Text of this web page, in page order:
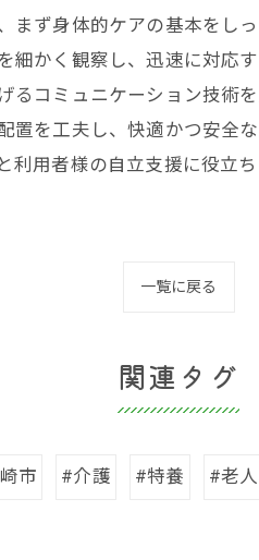
ず身体的ケアの基本をし
かく観察し、迅速に対応
るコミュニケーション技術
置を工夫し、快適かつ安全
用者様の自立支援に役立
一覧に戻る
関連タグ
市 #介護 #特養 #老